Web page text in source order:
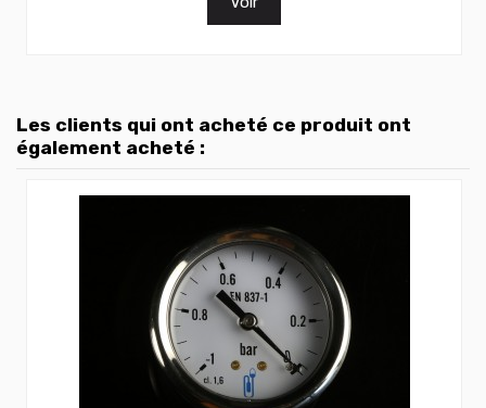
Les clients qui ont acheté ce produit ont
également acheté :